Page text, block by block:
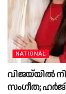
NATIONAL
വിജയ്‌യിൽ
സംഗീത;